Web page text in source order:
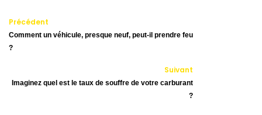
Précédent
Comment un véhicule, presque neuf, peut-il prendre feu
?
Suivant
Imaginez quel est le taux de souffre de votre carburant
?